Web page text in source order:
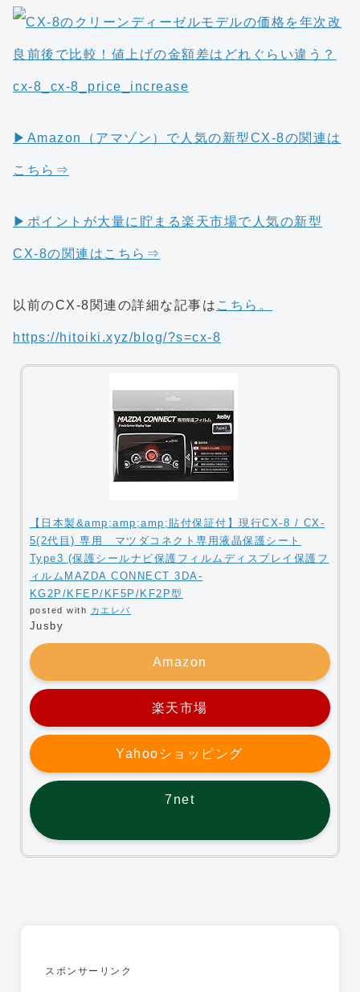
▶︎Amazon（アマゾン）で人気の新型CX-8の関連は
こちら⇒
▶︎ポイントが大量に貯まる楽天市場で人気の新型
CX-8の関連はこちら⇒
以前のCX-8関連の詳細な記事は こちら。
https://hitoiki.xyz/blog/?s=cx-8
【日本製&amp;amp;amp;貼付保証付】現行CX-8 / CX-
5(2代目) 専用 マツダコネクト専用液晶保護シート
Type3 (保護シールナビ保護フィルムディスプレイ保護フ
ィルムMAZDA CONNECT 3DA-
KG2P/KFEP/KF5P/KF2P型
posted with カエレバ
Jusby
Amazon
楽天市場
Yahooショッピング
7net
スポンサーリンク